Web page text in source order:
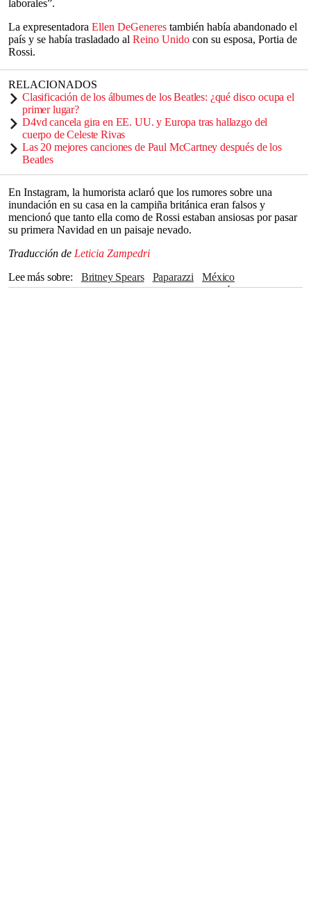
laborales”.
La expresentadora Ellen DeGeneres también había abandonado el
país y se había trasladado al Reino Unido con su esposa, Portia de
Rossi.
RELACIONADOS
Clasificación de los álbumes de los Beatles: ¿qué disco ocupa el
primer lugar?
D4vd cancela gira en EE. UU. y Europa tras hallazgo del
cuerpo de Celeste Rivas
Las 20 mejores canciones de Paul McCartney después de los
Beatles
En Instagram, la humorista aclaró que los rumores sobre una
inundación en su casa en la campiña británica eran falsos y
mencionó que tanto ella como de Rossi estaban ansiosas por pasar
su primera Navidad en un paisaje nevado.
Traducción de Leticia Zampedri
Lee más sobre
Britney Spears paparazzi
México